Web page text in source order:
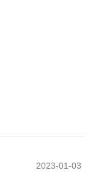
2023-01-03